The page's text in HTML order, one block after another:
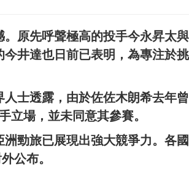
原先呼聲極高的投手今永昇太
井達也日前已表明，為專注於
士透露，由於佐佐木朗希去年
立場，並未同意其參賽。
勁旅已展現出強大競爭力。各
公布。